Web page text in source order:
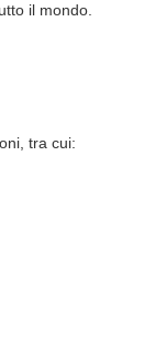
il mondo.
tra cui: